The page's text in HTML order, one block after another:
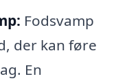
Fodsvamp
der kan føre
En